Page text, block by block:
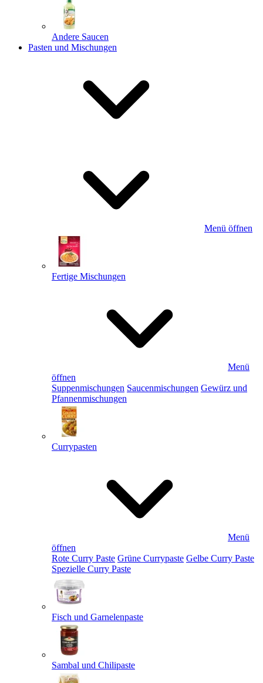
Andere Saucen
Pasten und Mischungen
Menü öffnen
Fertige Mischungen
Menü
öffnen
Suppenmischungen Saucenmischungen Gewürz und
Pfannenmischungen
Currypasten
Menü
öffnen
Rote Curry Paste Grüne Currypaste Gelbe Curry Paste
Spezielle Curry Paste
Fisch und Garnelenpaste
Sambal und Chilipaste